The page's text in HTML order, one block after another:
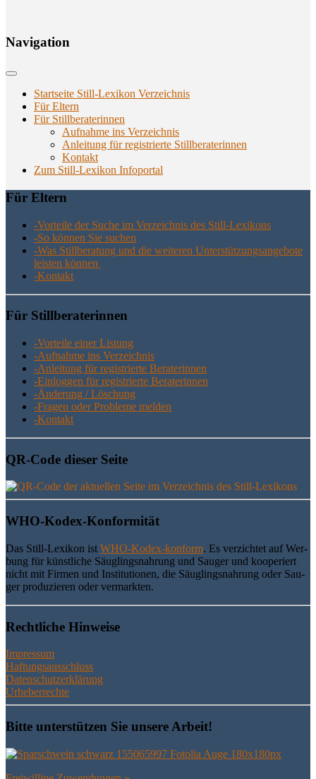
Navi­ga­ti­on
Startseite Still-Lexikon Verzeichnis
Für Eltern
Für Stillberaterinnen
Aufnahme ins Verzeichnis
Anlei­tung für regis­trier­te Stillberaterinnen
Kon­takt
Zum Still-Lexikon Infoportal
Für Eltern
-Vor­tei­le der Suche im Ver­zeich­nis des Still-Lexikons
-So kön­nen Sie suchen
-Was Still­be­ra­tung und die wei­te­ren Unter­stüt­zungs­an­ge­bo­te
leis­ten können
-Kon­takt
Für Still­be­ra­te­rin­nen
-Vor­tei­le einer Listung
-Auf­nah­me ins Verzeichnis
-Anlei­tung für regis­trier­te Beraterinnen
-Ein­log­gen für regis­trier­te Beraterinnen
-Ände­rung / Löschung
-Fra­gen oder Pro­ble­me melden
-Kon­takt
QR-Code die­ser Seite
WHO-Kodex-Kon­for­mi­tät
Das Still-Lexi­kon ist WHO-Kodex-kon­form. Es ver­zich­tet auf Wer­
bung für künst­li­che Säug­lings­nah­rung und Sau­ger und koope­riert
nicht mit Fir­men und Insti­tu­tio­nen, die Säug­lings­nah­rung oder Sau­
ger pro­du­zie­ren oder vermarkten.
Recht­li­che Hinweise
Impressum
Haftungsausschluss
Datenschutzerklärung
Urheberrechte
Bit­te unter­stüt­zen Sie unse­re Arbeit!